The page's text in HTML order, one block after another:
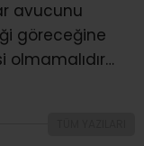
avucunu
göreceğine
olmamalıdır…